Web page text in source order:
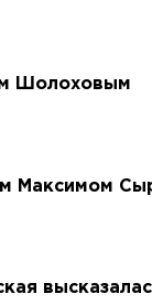
Шолоховым
Максимом